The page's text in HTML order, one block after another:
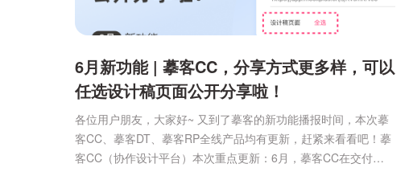
6月新功能 | 摹客CC，分享方式更多样，可以
任选设计稿页面公开分享啦！
各位用户朋友，大家好~ 又到了摹客的新功能播报时间，本次摹
客CC、摹客DT、摹客RP全线产品均有更新，赶紧来看看吧！摹
客CC（协作设计平台）本次重点更新：6月，摹客CC在交付协